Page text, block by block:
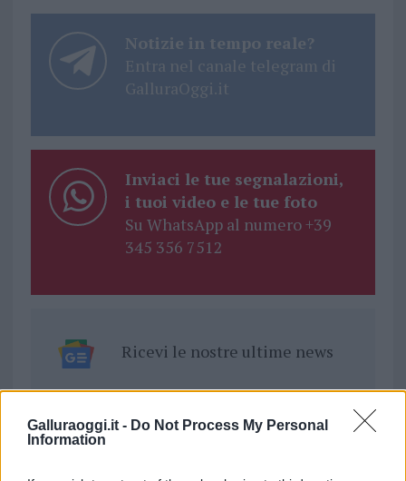
Galluraoggi.it - Do Not Process My Personal
Information
Notizie in tempo reale?
Entra nel canale telegram di
GalluraOggi.it
Inviaci le tue segnalazioni,
i tuoi video e le tue foto
Su WhatsApp al numero +39
345 356 7512
Ricevi le nostre ultime news